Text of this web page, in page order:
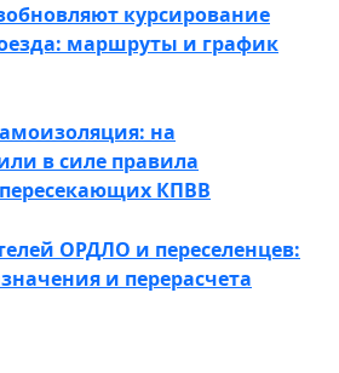
курсирование
маршруты и график
на
в силе правила
КПВВ
ОРДЛО и переселенцев:
и перерасчета